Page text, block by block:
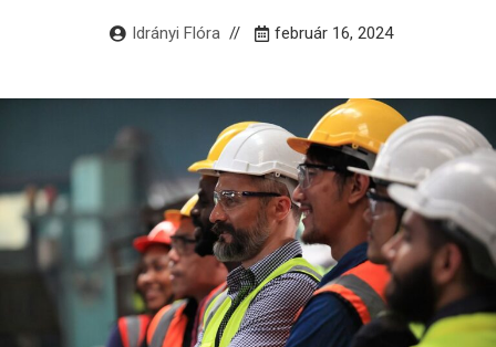
Idrányi Flóra február 16, 2024